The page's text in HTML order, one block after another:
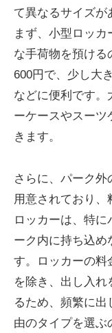
て異なるサイズが
まず、小型ロッカ
な手荷物を預ける
600円で、少し大
などに便利です。
ーケースやスーツ
きます。
さらに、パーク外
用意されており、
ロッカーは、特
ーク内に持ち込め
す。ロッカーの料
を除き、出し入
るため、頻繁に出
由のタイプを選ぶ